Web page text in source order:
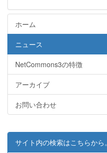
ホーム
ニュース
NetCommons3の特徴
アーカイブ
お問い合わせ
サイト内の検索はこちらから。